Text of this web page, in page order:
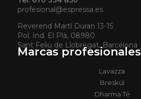
profesional@espressa.es
Reverend Martí Duran 13-15
Pol. Ind. El Plà, 08980
Sant Feliu de Llobregat, Barcelona
Marcas profesionales
Lavazza
Bresküì
Dharma Té